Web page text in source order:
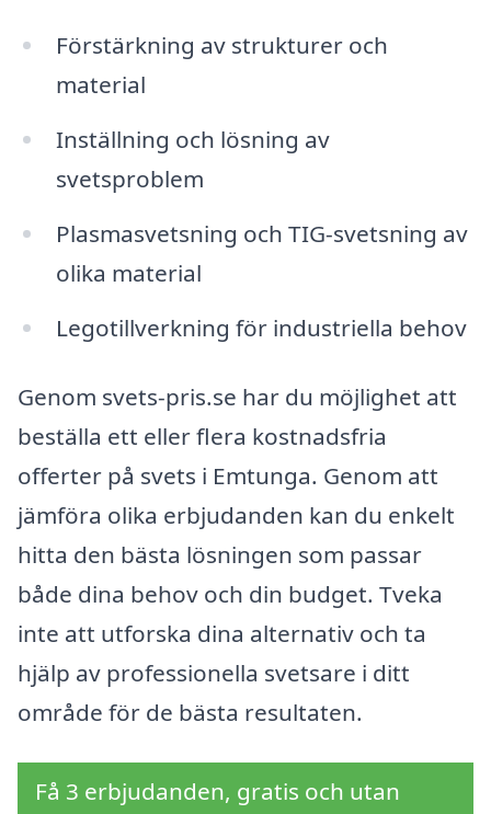
Förstärkning av strukturer och
material
Inställning och lösning av
svetsproblem
Plasmasvetsning och TIG-svetsning av
olika material
Legotillverkning för industriella behov
Genom svets-pris.se har du möjlighet att
beställa ett eller flera kostnadsfria
offerter på svets i Emtunga. Genom att
jämföra olika erbjudanden kan du enkelt
hitta den bästa lösningen som passar
både dina behov och din budget. Tveka
inte att utforska dina alternativ och ta
hjälp av professionella svetsare i ditt
område för de bästa resultaten.
Få 3 erbjudanden, gratis och utan